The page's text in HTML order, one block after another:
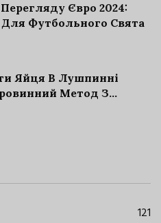
Євро 2024:
Для Футбольного Свята
Яйця В Лушпинні
Метод З
121